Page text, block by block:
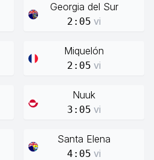
Georgia del Sur
2:05 vi
Miquelón
2:05 vi
Nuuk
3:05 vi
Santa Elena
4:05 vi